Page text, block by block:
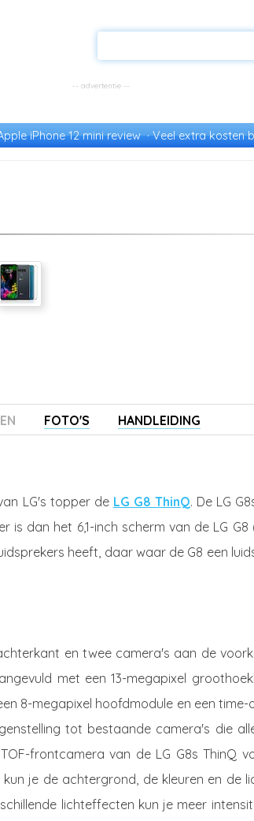
iPhone 12 mini review Veel extra kosten
FOTO'S HANDLEIDING
LG's topper de LG G8 ThinQ. De LG
dan het 6,1-inch scherm van de LG G8
heeft, daar waar de G8 een
en twee camera's aan de
met een 13-megapixel
8-megapixel hoofdmodule en een
tot bestaande camera's die
frontcamera van de LG G8s ThinQ
je de achtergrond, de kleuren en de
lichteffecten kun je meer